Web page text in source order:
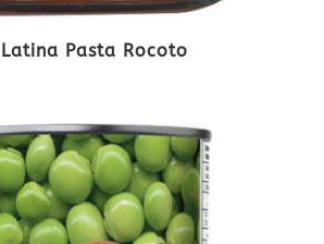
Pasta Rocoto